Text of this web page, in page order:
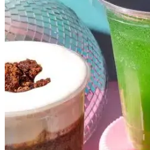
Internacional